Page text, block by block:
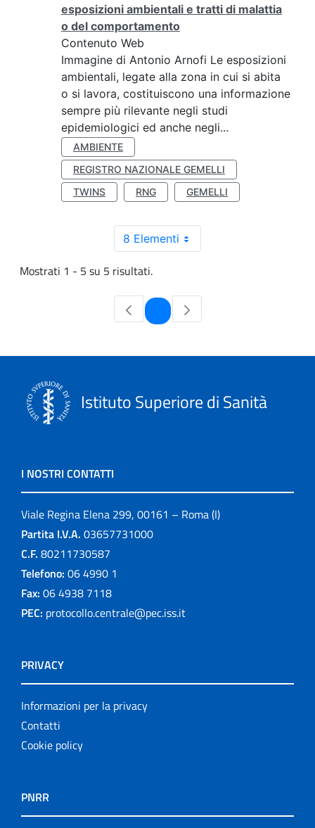
esposizioni ambientali e tratti di malattia
o del comportamento
Contenuto Web
Immagine di Antonio Arnofi Le esposizioni
ambientali, legate alla zona in cui si abita
o si lavora, costituiscono una informazione
sempre più rilevante negli studi
epidemiologici ed anche negli...
AMBIENTE
REGISTRO NAZIONALE GEMELLI
TWINS
RNG GEMELLI
8 Elementi
Mostrati 1 - 5 su 5 risultati.
Pagina
Istituto Superiore di Sanità
I NOSTRI CONTATTI
Viale Regina Elena 299, 00161 – Roma (I)
Partita I.V.A. 03657731000
C.F. 80211730587
Telefono: 06 4990 1
Fax: 06 4938 7118
PEC: protocollo.centrale@pec.iss.it
PRIVACY
Informazioni per la privacy
Contatti
Cookie policy
PNRR